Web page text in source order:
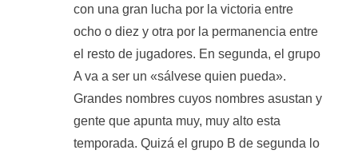
con una gran lucha por la victoria entre
ocho o diez y otra por la permanencia entre
el resto de jugadores. En segunda, el grupo
A va a ser un «sálvese quien pueda».
Grandes nombres cuyos nombres asustan y
gente que apunta muy, muy alto esta
temporada. Quizá el grupo B de segunda lo